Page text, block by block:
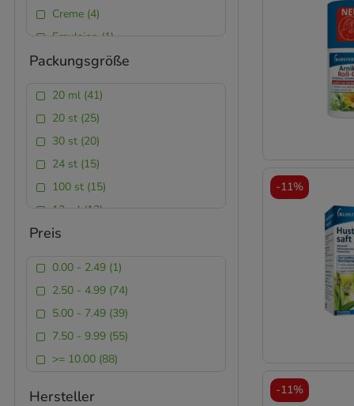
-11%
-11%
Creme (4)
Emulsion (1)
Filmtabletten (7)
Flüssigkeit zum Einnehmen (3)
Franzbranntwein (2)
Gel (2)
Gesichtsmaske (12)
Globuli (5)
Granulat zur Herstellung einer
Hartkapseln (5)
Kapseln, magensaftresistent (6)
Kaugummi (1)
Kombipackung (8)
Lutschpastillen (1)
Packungsgröße
20 ml (41)
20 st (25)
30 st (20)
24 st (15)
100 st (15)
12 ml (12)
60 st (11)
50 ml (6)
Preis
0.00 - 2.49 (1)
2.50 - 4.99 (74)
5.00 - 7.49 (39)
7.50 - 9.99 (55)
>= 10.00 (88)
Hersteller